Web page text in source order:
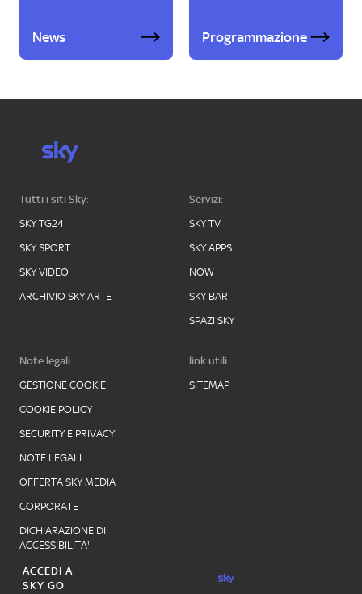
News Programmazione
Tutti i siti Sky:
SKY TG24
SKY SPORT
SKY VIDEO
ARCHIVIO SKY ARTE
Servizi:
SKY TV
SKY APPS
NOW
SKY BAR
SPAZI SKY
Note legali:
GESTIONE COOKIE
COOKIE POLICY
SECURITY E PRIVACY
NOTE LEGALI
OFFERTA SKY MEDIA
CORPORATE
DICHIARAZIONE DI
ACCESSIBILITA'
link utili
SITEMAP
ACCEDI A
SKY GO